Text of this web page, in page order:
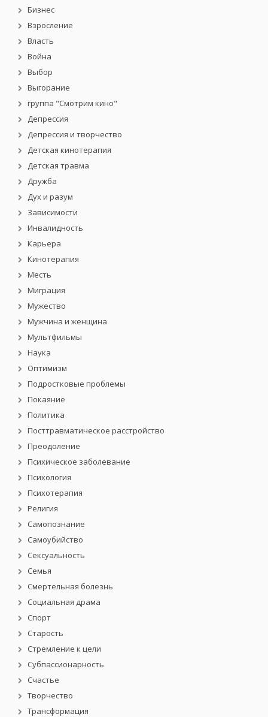
Бизнес
Взросление
Власть
Война
Выбор
Выгорание
группа "Смотрим кино"
Депрессия
Депрессия и творчество
Детская кинотерапия
Детская травма
Дружба
Дух и разум
Зависимости
Инвалидность
Карьера
Кинотерапия
Месть
Миграция
Мужество
Мужчина и женщина
Мультфильмы
Наука
Оптимизм
Подростковые проблемы
Покаяние
Политика
Посттравматическое расстройство
Преодоление
Психическое заболевание
Психология
Психотерапия
Религия
Самопознание
Самоубийство
Сексуальность
Семья
Смертельная болезнь
Социальная драма
Спорт
Старость
Стремление к цели
Субпассионарность
Счастье
Творчество
Трансформация